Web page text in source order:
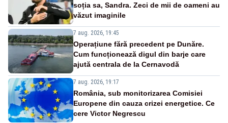
soția sa, Sandra. Zeci de mii de oameni au
văzut imaginile
7 aug. 2026, 19:45
Operațiune fără precedent pe Dunăre.
Cum funcționează digul din barje care
ajută centrala de la Cernavodă
7 aug. 2026, 19:17
România, sub monitorizarea Comisiei
Europene din cauza crizei energetice. Ce
cere Victor Negrescu